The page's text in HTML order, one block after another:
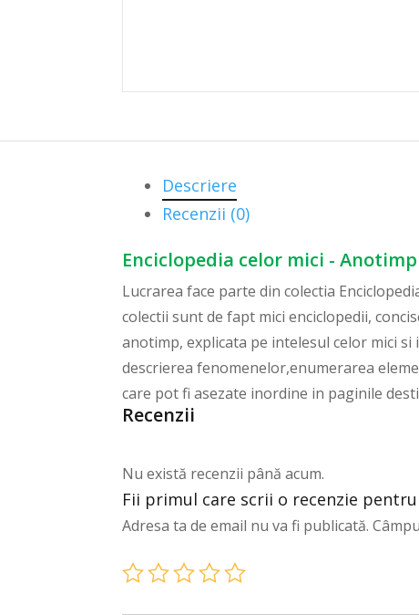
Descriere
Recenzii (0)
Enciclopedia celor mici -
Lucrarea face parte din colectia
colectii sunt de fapt mici enciclopedii,
anotimp, explicata pe intelesul celor mici
descrierea fenomenelor,enumerarea
care pot fi asezate inordine in paginile
Recenzii
Nu există recenzii până acum.
Fii primul care scrii o recenzie
Adresa ta de email nu va fi publicată.